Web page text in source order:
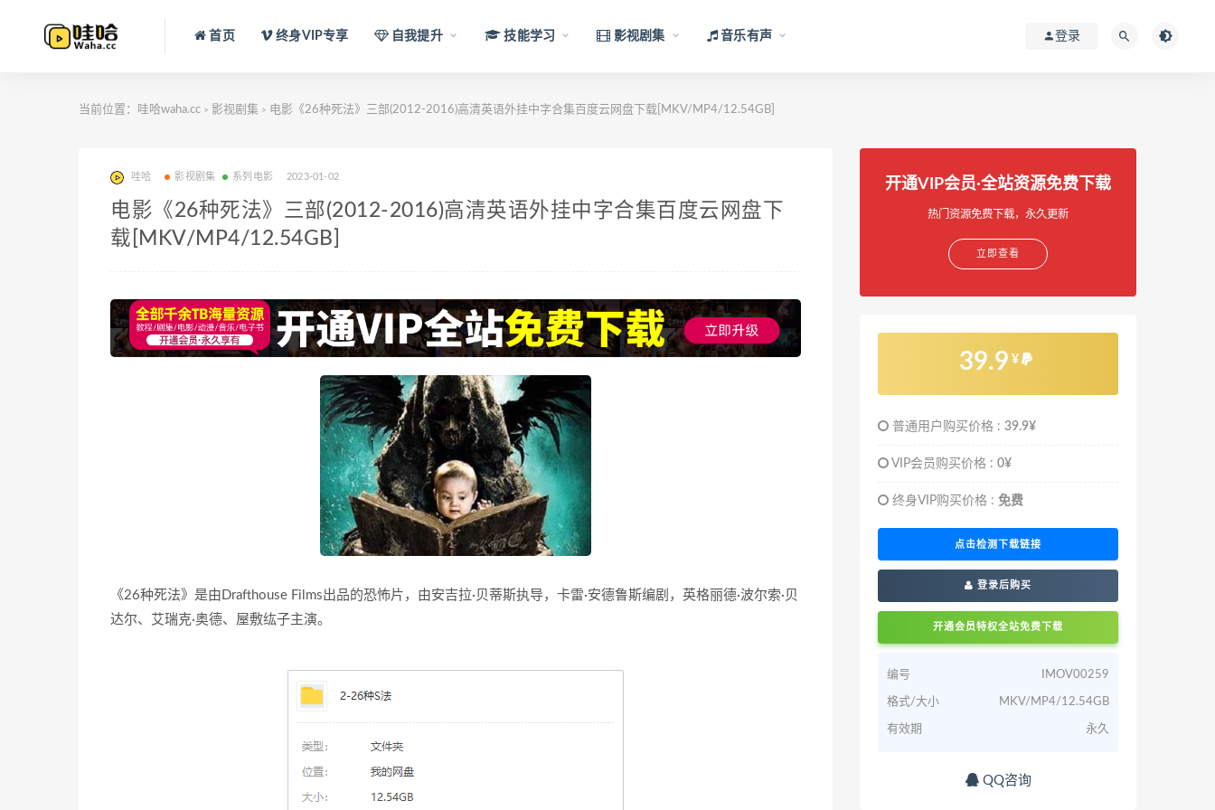
首页 终身VIP专享 自我提升 技能学习 影视剧集 音乐有声 登录
当前位置： 哇哈waha.cc > 影视剧集 > 电影《26种死法》三部(2012-2016)高清英语外挂中字合集百度云网盘下载[MKV/MP4/12.54GB]
哇哈 影视剧集 系列电影 2023-01-02
电影《26种死法》三部(2012-2016)高清英语外挂中字合集百度云网盘下
载[MKV/MP4/12.54GB]
《26种死法》是由Drafthouse Films出品的恐怖片，由安吉拉·贝蒂斯执导，卡雷·安德鲁斯编剧，英格丽德·波尔索·贝
达尔、艾瑞克·奥德、屋敷纮子主演。
开通VIP会员·全站资源免费下载
热门资源免费下载，永久更新
立即查看
39.9 ¥
普通用户购买价格 : 39.9¥
VIP会员购买价格 : 0¥
终身VIP购买价格 : 免费
点击检测下载链接
登录后购买
开通会员特权全站免费下载
编号 IMOV00259
格式/大小 MKV/MP4/12.54GB
有效期 永久
QQ咨询